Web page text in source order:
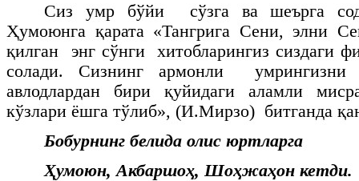
Сиз умр бўйи сўзга ва шеърга
Ҳумоюнга қарата «Тангрига Сени, элни
қилган энг сўнги хитобларингиз сиздаги
солади. Сизнинг армонли
авлодлардан бири қуйидаги аламли
кўзлари ёшга тўлиб», (И.Мирзо) битганда
Бобурнинг белида олис юртларга
Ҳумоюн, Акбаршоҳ, Шоҳжаҳон кетди.